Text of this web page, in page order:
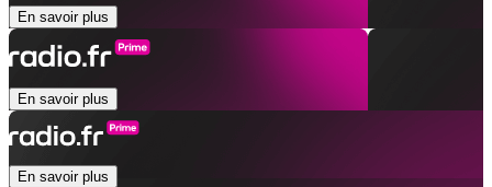
En savoir plus
En savoir plus
En savoir plus